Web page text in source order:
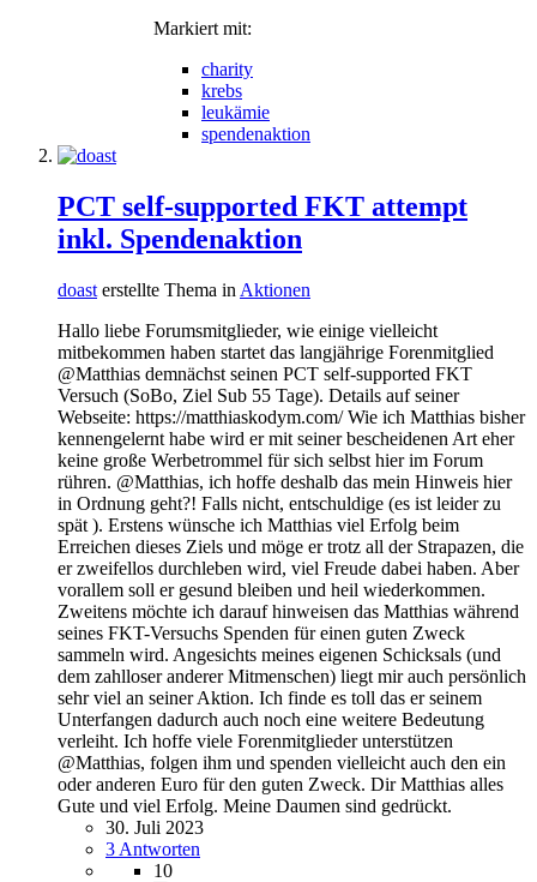
Markiert mit:
charity
krebs
leukämie
spendenaktion
PCT self-supported FKT attempt
inkl. Spendenaktion
doast erstellte Thema in Aktionen
Hallo liebe Forumsmitglieder, wie einige vielleicht
mitbekommen haben startet das langjährige Forenmitglied
@Matthias demnächst seinen PCT self-supported FKT
Versuch (SoBo, Ziel Sub 55 Tage). Details auf seiner
Webseite: https://matthiaskodym.com/ Wie ich Matthias bisher
kennengelernt habe wird er mit seiner bescheidenen Art eher
keine große Werbetrommel für sich selbst hier im Forum
rühren. @Matthias, ich hoffe deshalb das mein Hinweis hier
in Ordnung geht?! Falls nicht, entschuldige (es ist leider zu
spät ). Erstens wünsche ich Matthias viel Erfolg beim
Erreichen dieses Ziels und möge er trotz all der Strapazen, die
er zweifellos durchleben wird, viel Freude dabei haben. Aber
vorallem soll er gesund bleiben und heil wiederkommen.
Zweitens möchte ich darauf hinweisen das Matthias während
seines FKT-Versuchs Spenden für einen guten Zweck
sammeln wird. Angesichts meines eigenen Schicksals (und
dem zahlloser anderer Mitmenschen) liegt mir auch persönlich
sehr viel an seiner Aktion. Ich finde es toll das er seinem
Unterfangen dadurch auch noch eine weitere Bedeutung
verleiht. Ich hoffe viele Forenmitglieder unterstützen
@Matthias, folgen ihm und spenden vielleicht auch den ein
oder anderen Euro für den guten Zweck. Dir Matthias alles
Gute und viel Erfolg. Meine Daumen sind gedrückt.
30. Juli 2023
3 Antworten
10